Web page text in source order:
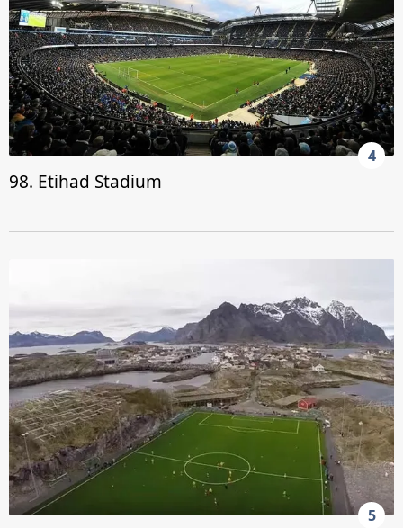
4
98. Etihad Stadium
5